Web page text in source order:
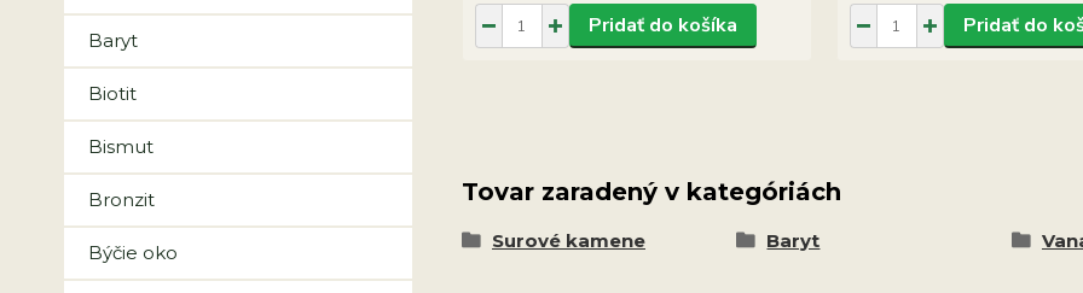
Baryt
Biotit
Bismut
Bronzit
Býčie oko
Pridať do košíka Pridať do
Tovar zaradený v kategóriách
Surové kamene Baryt